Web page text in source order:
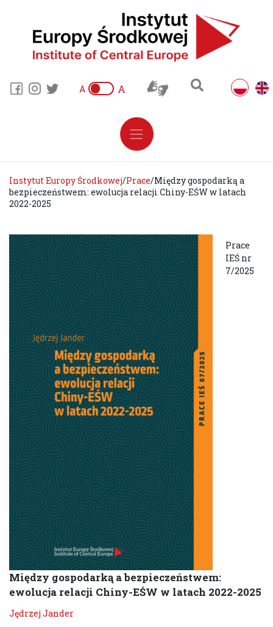
A A
Instytut Europy Środkowej/Prace/Między gospodarką a
bezpieczeństwem: ewolucja relacji Chiny-EŚW w latach
2022-2025
Prace
IEŚ nr
7/2025
Między gospodarką a bezpieczeństwem:
ewolucja relacji Chiny-EŚW w latach 2022-2025
Jędrzej Jander